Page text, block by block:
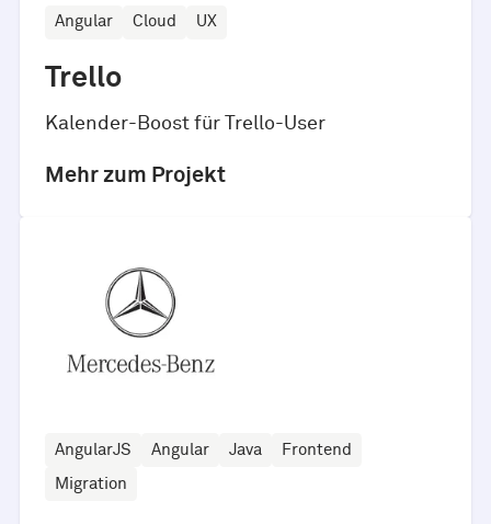
Angular Cloud UX
Trello
Kalender-Boost für Trello-User
Mehr zum Projekt
AngularJS Angular Java Frontend
Migration